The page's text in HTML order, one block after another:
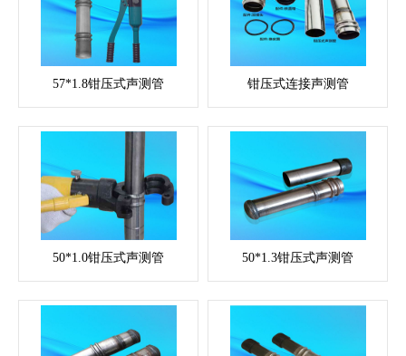
57*1.8钳压式声测管 钳压式连接声测管
50*1.0钳压式声测管 50*1.3钳压式声测管